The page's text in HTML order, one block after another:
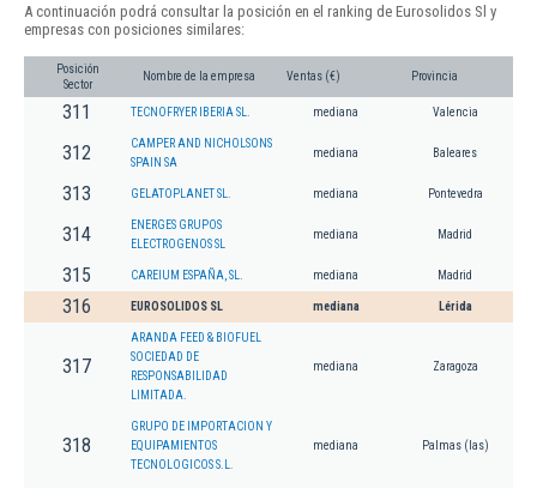
A continuación podrá consultar la posición en el ranking de Eurosolidos Sl y
empresas con posiciones similares:
Posición
Sector
Nombre de la empresa Ventas (€) Provincia
311 TECNOFRYER IBERIA SL. mediana Valencia
312
CAMPER AND NICHOLSONS
SPAIN SA
mediana Baleares
313 GELATOPLANET SL. mediana Pontevedra
314
ENERGES GRUPOS
ELECTROGENOS SL
mediana Madrid
315 CAREIUM ESPAÑA, SL. mediana Madrid
316 EUROSOLIDOS SL mediana Lérida
317
ARANDA FEED & BIOFUEL
SOCIEDAD DE
RESPONSABILIDAD
LIMITADA.
mediana Zaragoza
318
GRUPO DE IMPORTACION Y
EQUIPAMIENTOS
TECNOLOGICOS S.L.
mediana Palmas (las)